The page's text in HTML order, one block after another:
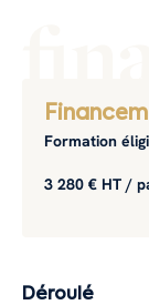
Formation
3 280 € HT /
Déroulé